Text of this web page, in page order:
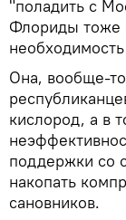
"поладить с
Флориды тоже
Она, вообще-
кислород, а в
поддержки со
накопать
сановников.